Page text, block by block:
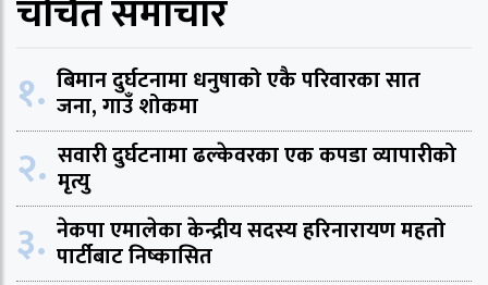
चर्चित समाचार
१. बिमान दुर्घटनामा धनुषाको एकै परिवारका सात
जना, गाउँ शोकमा
२. सवारी दुर्घटनामा ढल्केवरका एक कपडा व्यापारीको
मृत्यु
३. नेकपा एमालेका केन्द्रीय सदस्य हरिनारायण महतो
पार्टीबाट निष्कासित